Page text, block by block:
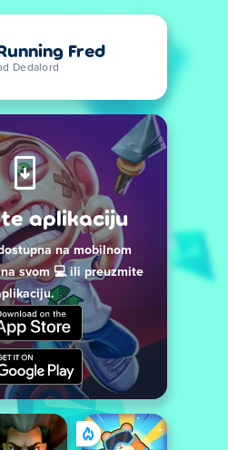
Fred
Dedalord
aplikaciju
na mobilnom
svom 💻 ili preuzmite